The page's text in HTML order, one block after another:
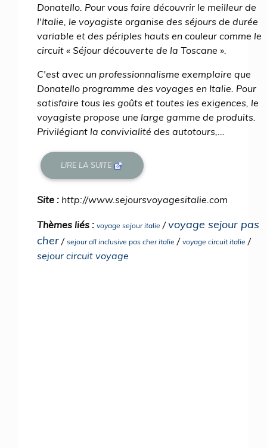
Donatello. Pour vous faire découvrir le meilleur de
l'Italie, le voyagiste organise des séjours de durée
variable et des périples hauts en couleur comme le
circuit « Séjour découverte de la Toscane ».
C'est avec un professionnalisme exemplaire que
Donatello programme des voyages en Italie. Pour
satisfaire tous les goûts et toutes les exigences, le
voyagiste propose une large gamme de produits.
Privilégiant la convivialité des autotours,...
LIRE LA SUITE
Site : http://www.sejoursvoyagesitalie.com
Thèmes liés : voyage sejour italie /voyage sejour pas
cher / sejour all inclusive pas cher italie / voyage circuit italie /
sejour circuit voyage